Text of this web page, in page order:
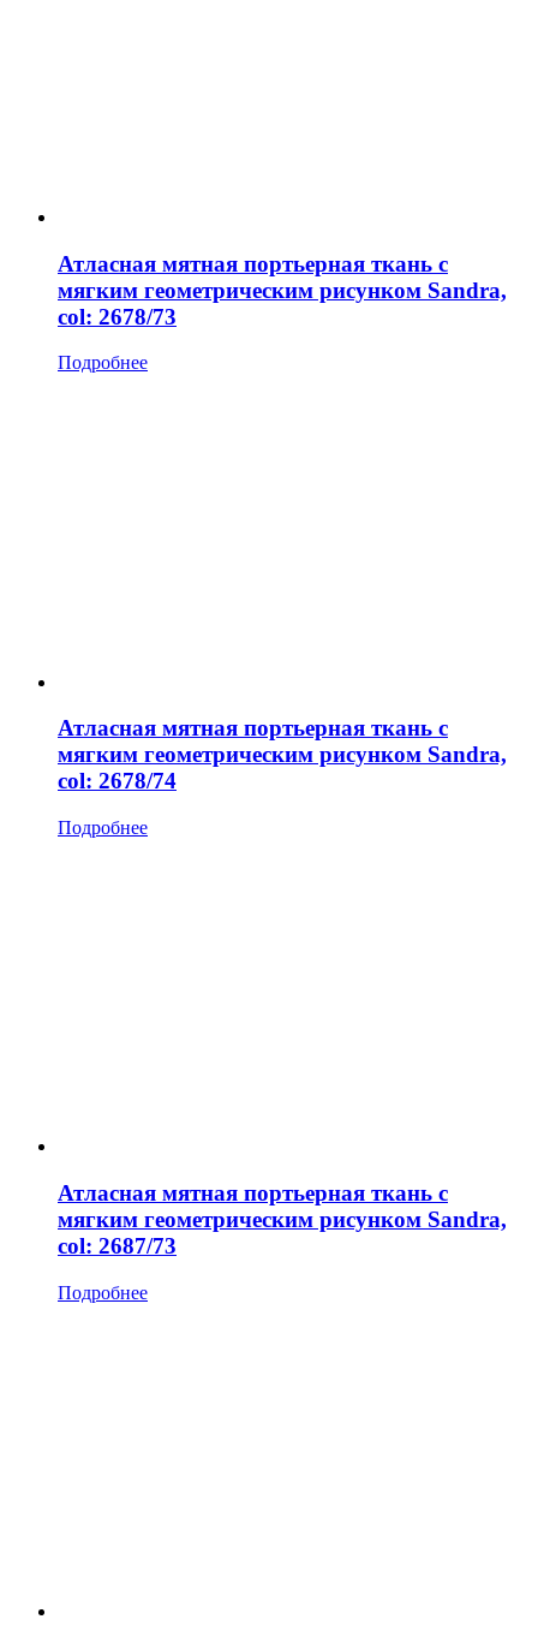
Атласная мятная портьерная ткань с
мягким геометрическим рисунком Sandra,
col: 2678/73
Подробнее
Атласная мятная портьерная ткань с
мягким геометрическим рисунком Sandra,
col: 2678/74
Подробнее
Атласная мятная портьерная ткань с
мягким геометрическим рисунком Sandra,
col: 2687/73
Подробнее